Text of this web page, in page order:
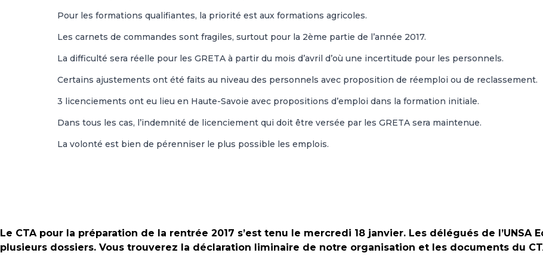
Pour les formations qualifiantes, la priorité est aux formations agricoles.
Les carnets de commandes sont fragiles, surtout pour la 2ème partie de l’année 2017.
La difficulté sera réelle pour les GRETA à partir du mois d’avril d’où une incertitude pour les personnels.
Certains ajustements ont été faits au niveau des personnels avec proposition de réemploi ou de reclassement.
3 licenciements ont eu lieu en Haute-Savoie avec propositions d’emploi dans la formation initiale.
Dans tous les cas, l’indemnité de licenciement qui doit être versée par les GRETA sera maintenue.
La volonté est bien de pérenniser le plus possible les emplois.
Le CTA pour la préparation de la rentrée 2017 s’est tenu le mercredi 18 janvier. Les délégués de
plusieurs dossiers. Vous trouverez la déclaration liminaire de notre organisation et les documents du